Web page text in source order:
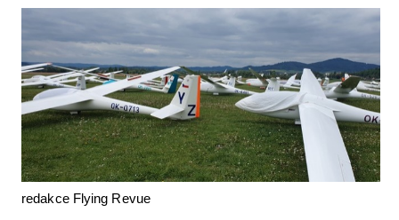
redakce Flying Revue